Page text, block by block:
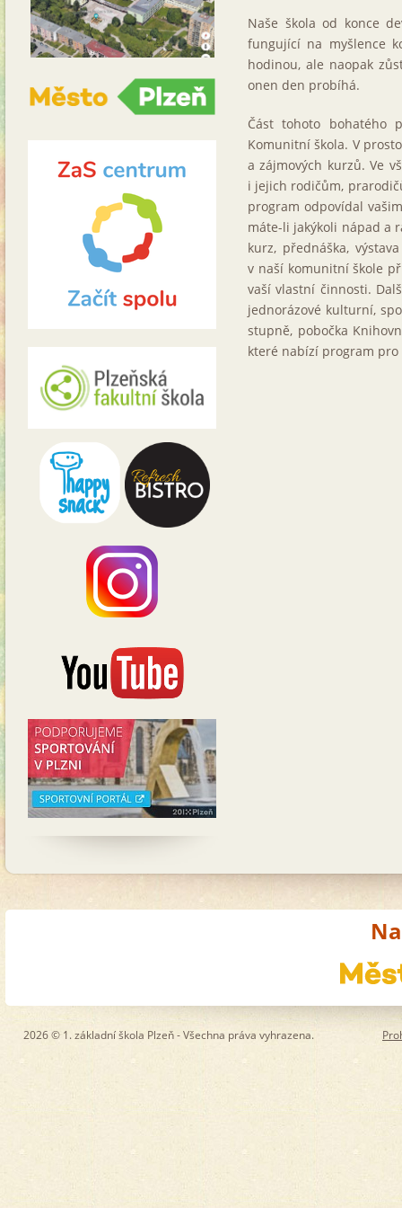
Naše škola od konce
fungující na myšlence
hodinou, ale naopak
onen den probíhá.
Část tohoto bohatého
Komunitní škola. V
a zájmových kurzů. Ve
i jejich rodičům,
program odpovídal
máte-li jakýkoli nápad a
kurz, přednáška,
v naší komunitní škole
vaší vlastní činnosti.
jednorázové kulturní,
stupně, pobočka
které nabízí program
2026 © 1. základní škola Plzeň - Všechna práva vyhrazena.